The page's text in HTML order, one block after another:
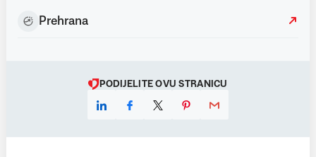
Prehrana
PODIJELITE OVU STRANICU